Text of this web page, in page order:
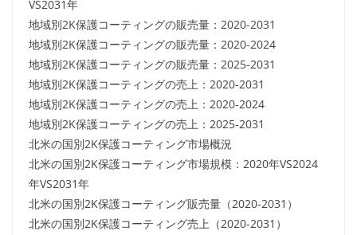
VS2031年
地域別2K保護コーティングの販売量：2020-2031
地域別2K保護コーティングの販売量：2020-2024
地域別2K保護コーティングの販売量：2025-2031
地域別2K保護コーティングの売上：2020-2031
地域別2K保護コーティングの売上：2020-2024
地域別2K保護コーティングの売上：2025-2031
北米の国別2K保護コーティング市場概況
北米の国別2K保護コーティング市場規模：2020年VS2024
年VS2031年
北米の国別2K保護コーティング販売量（2020-2031）
北米の国別2K保護コーティング売上（2020-2031）